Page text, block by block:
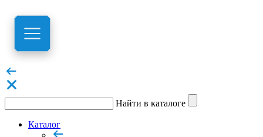
Найти в каталоге
Каталог